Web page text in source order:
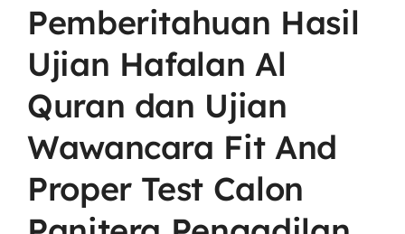
Informasi Umum
Kepaniteraan
Kesekretariatan
Layanan Publik
Pemberitahuan Hasil
Ujian Hafalan Al
Quran dan Ujian
Wawancara Fit And
Proper Test Calon